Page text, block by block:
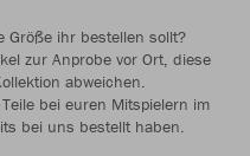
ihr bestellen sollt?
zur Anprobe vor Ort, diese
abweichen.
bei euren Mitspielern im
bei uns bestellt haben.